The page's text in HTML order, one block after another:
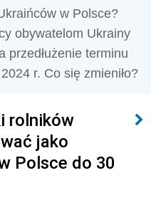
w Polsce?
obywatelom Ukrainy
przedłużenie terminu
r. Co się zmieniło?
rolników
jako
Polsce do 30